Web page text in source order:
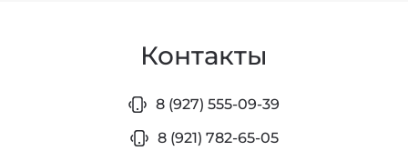
Контакты
8 (927) 555-09-39
8 (921) 782-65-05